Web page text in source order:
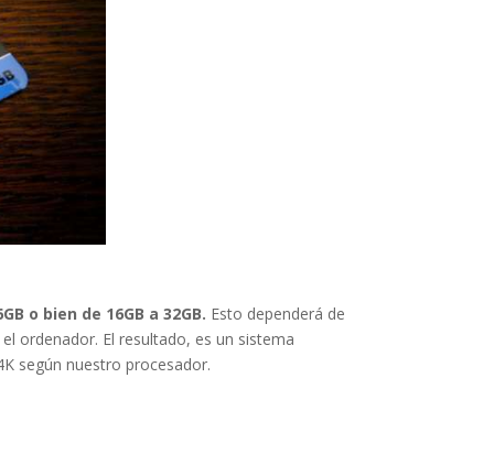
o bien de 16GB a 32GB. Esto dependerá de
ordenador. El resultado, es un sistema
según nuestro procesador.